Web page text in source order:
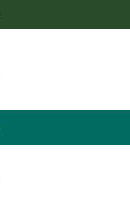
to